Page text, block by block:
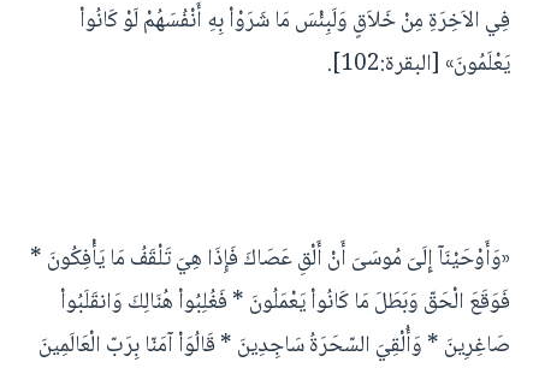
فِي الاَخِرَةِ مِنْ خَلاَقٍ وَلَبِئْسَ مَا شَرَوْاْ بِهِ أَنْفُسَهُمْ لَوْ كَانُواْ
يَعْلَمُونَ» [البقرة:102].
«وَأَوْحَيْنَآ إِلَىَ مُوسَىَ أَنْ أَلْقِ عَصَاكَ فَإِذَا هِيَ تَلْقَفُ مَا يَأْفِكُونَ *
فَوَقَعَ الْحَقّ وَبَطَلَ مَا كَانُواْ يَعْمَلُونَ * فَغُلِبُواْ هُنَالِكَ وَانقَلَبُواْ
صَاغِرِينَ * وَأُلْقِيَ السّحَرَةُ سَاجِدِينَ * قَالُوَاْ آمَنّا بِرَبّ الْعَالَمِينَ